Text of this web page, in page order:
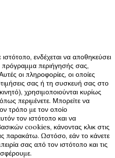
ενδέχεται να αποθηκεύσει
πρόγραμμα περιήγησής σας,
οι πληροφορίες, οι οποίες
σας ή τη συσκευή σας στο
χρησιμοποιούνται κυρίως
περιμένετε. Μπορείτε να
τρόπο με τον οποίο
τον ιστότοπο και να
cookies, κάνοντας κλικ στις
παρακάτω. Ωστόσο, εάν το κάνετε
σας από τον ιστότοπο και τις